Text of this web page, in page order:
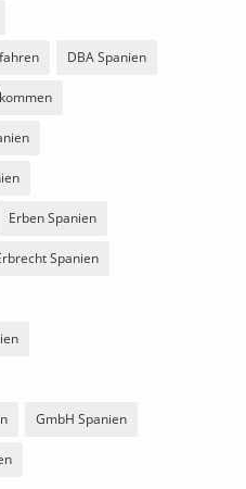
DBA Spanien
Erben Spanien
Spanien
GmbH Spanien